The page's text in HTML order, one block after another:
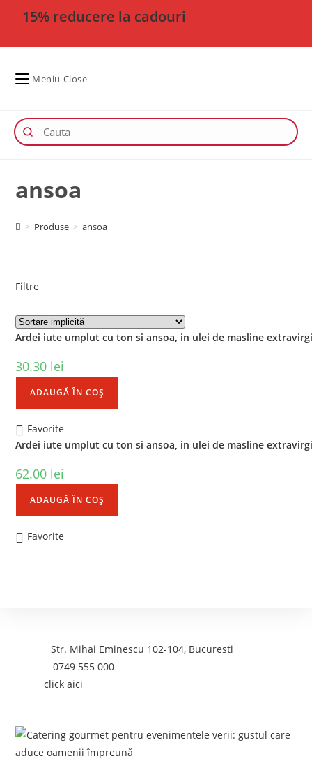
15% reducere la cadouri
Meniu Close
ansoa
> Produse > ansoa
Filtre
Ardei iute umplut cu ton si ansoa, in ulei de masline
30.30 lei
ADAUGĂ ÎN COȘ
Favorite
Ardei iute umplut cu ton si ansoa, in ulei de masline
62.00 lei
ADAUGĂ ÎN COȘ
Favorite
Adresa:Str. Mihai Eminescu 102-104, Bucuresti
Telefon:0749 555 000
Email:click aici